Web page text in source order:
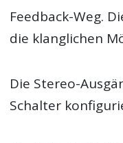
Feedback-Weg.
die klanglichen
Die Stereo-
Schalter